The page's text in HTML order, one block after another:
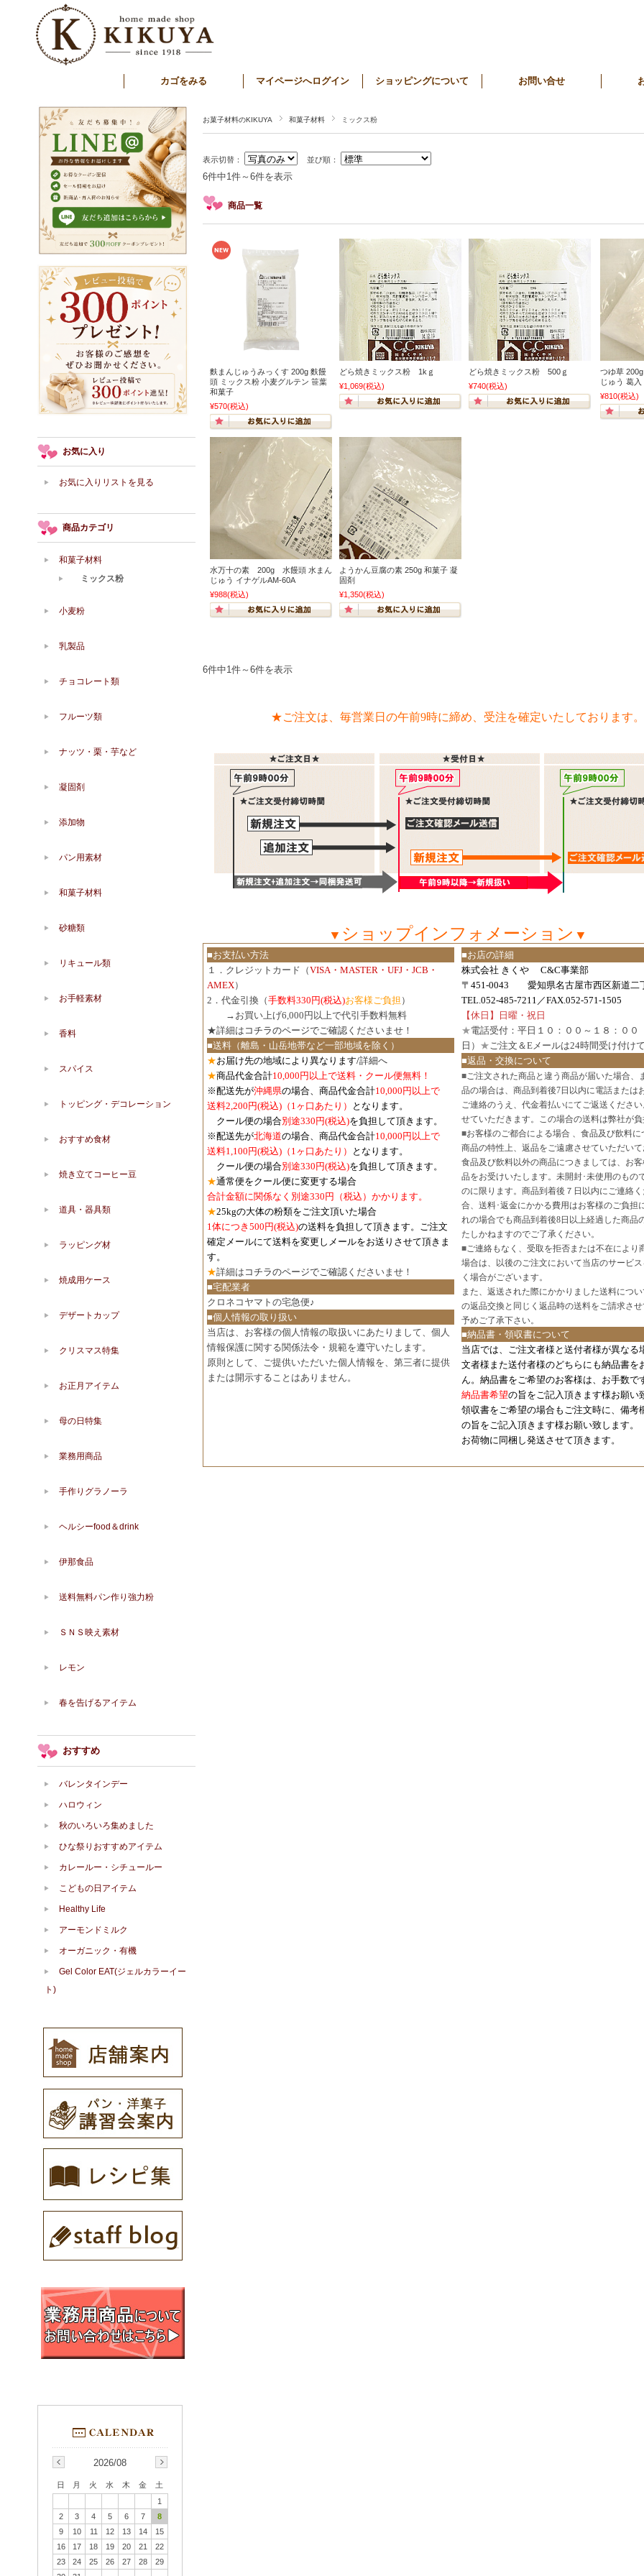
カゴをみる マイページへログイン ショッピングについて お問い合せ
お菓子材料のKIKUYA 和菓子材料 ミックス粉
表示切替： 並び順：
6件中1件～6件を表示
商品一覧
麩まんじゅうみっくす 200g 麩饅
頭 ミックス粉 小麦グルテン 笹葉
和菓子
¥570(税込)
どら焼きミックス粉 1kｇ
¥1,069(税込)
どら焼きミックス粉 500ｇ
¥740(税込)
つゆ草
じゅう 葛入
¥810(税込)
水万十の素 200g 水饅頭 水まん
じゅう イナゲルAM-60A
¥988(税込)
ようかん豆腐の素 250g 和菓子 凝
固剤
¥1,350(税込)
6件中1件～6件を表示
★ご注文は、毎営業日の午前9時に締め、受注を確定いたしております。
▼ ショップインフォメーション ▼
■お支払い方法
１．クレジットカード（VISA・MASTER・UFJ・JCB・
AMEX）
2．代金引換（手数料330円(税込)お客様ご負担 ）
→お買い上げ6,000円以上で代引手数料無料
★詳細は コチラのページでご確認 くださいませ！
■送料（離島・山岳地帯など一部地域を除く）
★お届け先の地域により異なります/詳細へ
★商品代金合計10,000円以上で送料・クール便無料！
※配送先が沖縄県の場合、商品代金合計10,000円以上で
送料2,200円(税込)（1ヶ口あたり）
となります。
クール便の場合別途330円(税込)を負担して頂きます。
※配送先が北海道の場合、商品代金合計10,000円以上で
送料1,100円(税込) （1ヶ口あたり）
となります。
クール便の場合別途330円(税込)を負担して頂きます。
★通常便をクール便に変更する場合
合計金額に関係なく別途330円（税込）かかります。
★25kgの大体の粉類をご注文頂いた場合
1体につき500円(税込)の送料を負担して頂きます。ご注文
確定メールにて送料を変更しメールをお送りさせて頂きま
す。
★詳細は コチラのページでご確認 くださいませ！
■宅配業者
クロネコヤマトの宅急便♪
■個人情報の取り扱い
当店は、お客様の個人情報の取扱いにあたりまして、個人
情報保護に関する関係法令・規範を遵守いたします。
原則として、ご提供いただいた個人情報を、第三者に提供
または開示することはありません。
■お店の詳細
株式会社 きくや C&C事業部
〒451-0043 愛知県名古屋市西区新道二
TEL.052-485-7211／FAX.052-571-1505
【休日】日曜・祝日
★電話受付：平日１０：００～１８：００
日） ★ご注文＆Eメールは24時間受け付け
■返品・交換について
■ご注文された商品と違う商品が届いた場合、
品の場合は、商品到着後7日以内に電話または
ご連絡のうえ、代金着払いにてご返送くださ
せていただきます。この場合の送料は弊社が
■お客様のご都合による場合 、食品及び飲料
商品の特性上、返品をご遠慮させていただい
食品及び飲料以外の商品につきましては、お
品をお受けいたします。未開封･未使用のもの
のに限ります。商品到着後７日以内にご連絡
合、送料･返金にかかる費用はお客様のご負担
れの場合でも商品到着後8日以上経過した商品
たしかねますのでご了承ください。
■ご連絡もなく、受取を拒否または不在により
場合は、以後のご注文において当店のサービ
く場合がございます。
また、返送された際にかかりました送料につ
の返品交換と同じく返品時の送料をご請求さ
予めご了承下さい。
■納品書・領収書について
当店では、ご注文者様と送付者様が異なる
文者様また送付者様のどちらにも納品書を
ん。納品書をご希望のお客様は、お手数で
納品書希望の旨をご記入頂きます様お願い
領収書をご希望の場合もご注文時に、備考
の旨をご記入頂きます様お願い致します。
お荷物に同梱し発送させて頂きます。
お気に入り
お気に入りリストを見る
商品カテゴリ
和菓子材料
ミックス粉
小麦粉
乳製品
チョコレート類
フルーツ類
ナッツ・栗・芋など
凝固剤
添加物
パン用素材
和菓子材料
砂糖類
リキュール類
お手軽素材
香料
スパイス
トッピング・デコレーション
おすすめ食材
焼き立てコーヒー豆
道具・器具類
ラッピング材
焼成用ケース
デザートカップ
クリスマス特集
お正月アイテム
母の日特集
業務用商品
手作りグラノーラ
ヘルシーfood＆drink
伊那食品
送料無料パン作り強力粉
ＳＮＳ映え素材
レモン
春を告げるアイテム
おすすめ
バレンタインデー
ハロウィン
秋のいろいろ集めました
ひな祭りおすすめアイテム
カレールー・シチュールー
こどもの日アイテム
Healthy Life
アーモンドミルク
オーガニック・有機
Gel Color EAT(ジェルカラーイー
ト)
2026/08
日 月 火 水 木 金
土
1
2
3 4 5 6 7
8
9
10 11 12 13 14
15
16
17 18 19 20 21
22
23
24 25 26 27 28
29